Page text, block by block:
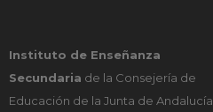
Instituto de Enseñanza
Secundaria de la Consejería de
Educación de la Junta de Andalucía.